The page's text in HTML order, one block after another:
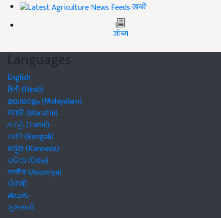
ख़बरें
जॉब्स
Languages
English
हिंदी (Hindi)
മലയാളം (Malayalam)
मराठी (Marathi)
தமிழ் (Tamil)
বাঙালি (Bengali)
ಕನ್ನಡ (Kannada)
ଓଡିଆ (Odia)
অসমীয়া (Asomiya)
ਪੰਜਾਬੀ
తెలుగు
ગુજરાતી